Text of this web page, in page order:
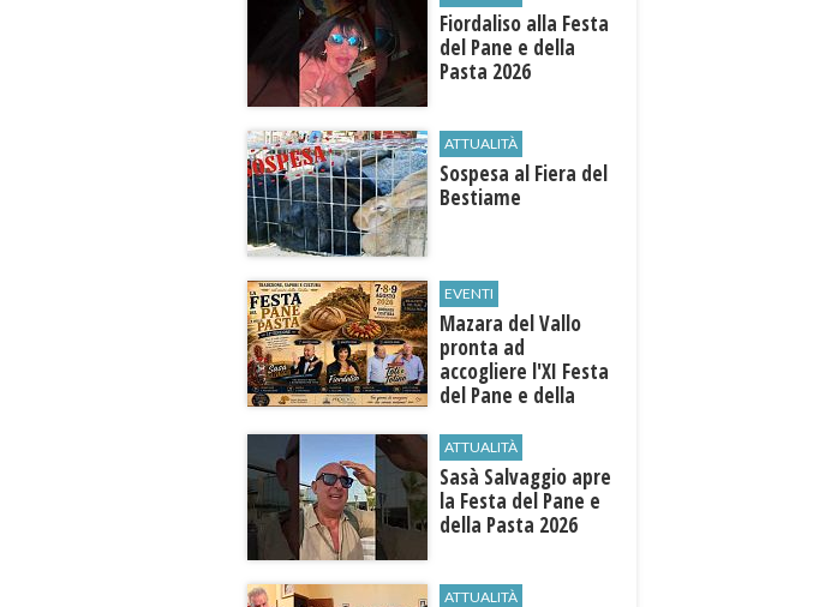
Fiordaliso alla Festa
del Pane e della
Pasta 2026
ATTUALITÀ
Sospesa al Fiera del
Bestiame
EVENTI
Mazara del Vallo
pronta ad
accogliere l'XI Festa
del Pane e della
ATTUALITÀ
Sasà Salvaggio apre
la Festa del Pane e
della Pasta 2026
ATTUALITÀ